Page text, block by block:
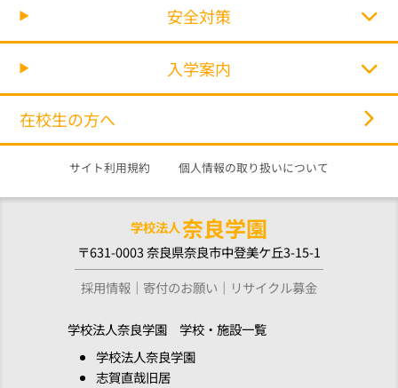
安全対策
入学案内
在校生の方へ
サイト利用規約 個人情報の取り扱いについて
学校法人奈良学園
〒631-0003 奈良県奈良市中登美ケ丘3-15-1
採用情報
寄付のお願い リサイクル募金
学校法人奈良学園 学校・施設一覧
学校法人奈良学園
志賀直哉旧居